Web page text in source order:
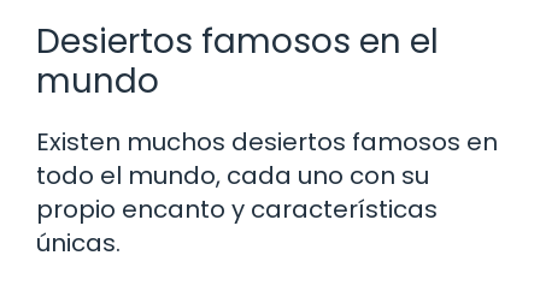
Desiertos famosos en el
mundo
Existen muchos desiertos famosos en
todo el mundo, cada uno con su
propio encanto y características
únicas.